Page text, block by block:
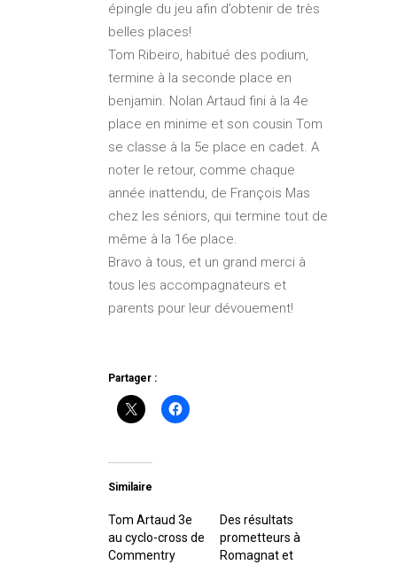
épingle du jeu afin d’obtenir de très
belles places!
Tom Ribeiro, habitué des podium,
termine à la seconde place en
benjamin. Nolan Artaud fini à la 4e
place en minime et son cousin Tom
se classe à la 5e place en cadet. A
noter le retour, comme chaque
année inattendu, de François Mas
chez les séniors, qui termine tout de
même à la 16e place.
Bravo à tous, et un grand merci à
tous les accompagnateurs et
parents pour leur dévouement!
Partager :
Similaire
Tom Artaud 3e
au cyclo-cross de
Commentry
Des résultats
prometteurs à
Romagnat et